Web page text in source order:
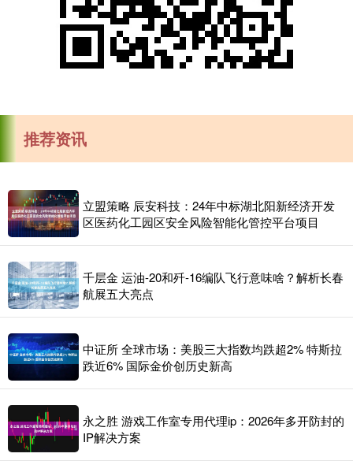
推荐资讯
立盟策略 辰安科技：24年中标湖北阳新经济开发
区医药化工园区安全风险智能化管控平台项目
千层金 运油-20和歼-16编队飞行意味啥？解析长春
航展五大亮点
中证所 全球市场：美股三大指数均跌超2% 特斯拉
跌近6% 国际金价创历史新高
永之胜 游戏工作室专用代理ip：2026年多开防封的
IP解决方案